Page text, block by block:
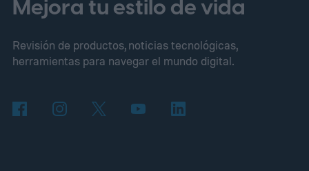
propietarios de Nintendo Switch también
recibirán una vía de actualización digital,
aunque Mojang afirma que los precios y
bloques han estado apareciendo en los
Mejora tu estilo de vida
Revisión de productos, noticias tecnológicas,
herramientas para navegar el mundo digital.